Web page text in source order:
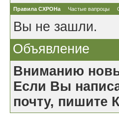
Правила СХРОНа Частые вапроцы
Вы не зашли.
Объявление
Вниманию
Если Вы
почту, пишите